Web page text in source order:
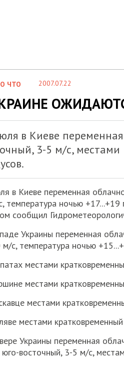
ЧТО 2007.07.22
в Киеве
3-5 м/с,
в Киеве переменная
температура ночью +17...+19
сообщил
Украины переменная
с, температура ночью
местами
местами
местами
местами
Украины переменная
юго-восточный, 3-5 м/с,